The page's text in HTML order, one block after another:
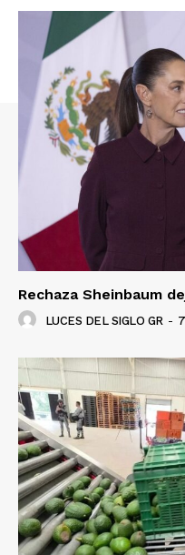
Rechaza Sheinbaum
LUCES DEL SIGLO GR -